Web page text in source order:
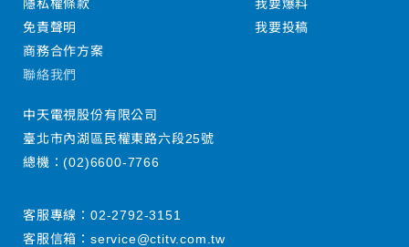
隱私權條款
免責聲明
商務合作方案
我要爆料
我要投稿
聯絡我們
中天電視股份有限公司
臺北市內湖區民權東路六段25號
總機：(02)6600-7766
客服專線： 02-2792-3151
客服信箱： service@ctitv.com.tw